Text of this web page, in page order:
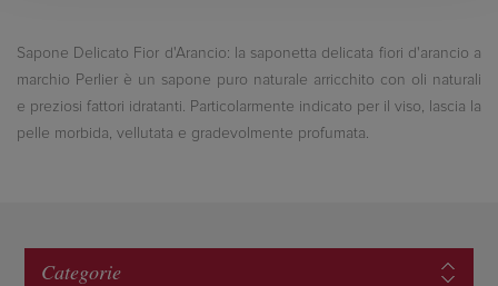
Sapone Delicato Fior d'Arancio: la saponetta delicata fiori d'arancio a
marchio Perlier è un sapone puro naturale arricchito con oli naturali
e preziosi fattori idratanti. Particolarmente indicato per il viso, lascia la
pelle morbida, vellutata e gradevolmente profumata.
Categorie